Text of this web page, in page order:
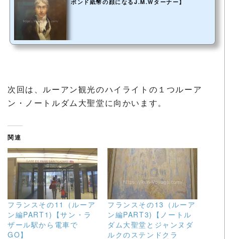
ポンド紙幣の顔になるJ.M.Wターナー】
次回は、ルーアン観光のハイライトの１つルーア
ン・ノートルダム大聖堂に向かいます。
関連
フランスその11（ルーア
ン編PART1)【サン・ラ
ザール駅から電車で
GO】
フランスその13（ルーア
ン編PART3)【ノートル
ダム大聖堂とジャンヌダ
ルクのステンドクラ